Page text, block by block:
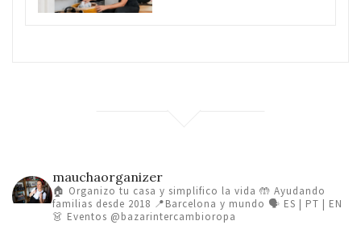
mauchaorganizer
🏠 Organizo tu casa y simplifico la vida 🤲 Ayudando
familias desde 2018 📍Barcelona y mundo 🗣️ ES | PT | EN
👗 Eventos @bazarintercambioropa